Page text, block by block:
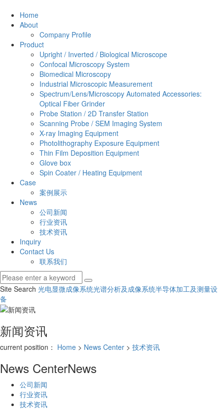
Home
About
Company Profile
Product
Upright / Inverted / Biological Microscope
Confocal Microscopy System
Biomedical Microscopy
Industrial Microscopic Measurement
Spectrum/Lens/Microscopy Automated Accessories:
Optical Fiber Grinder
Probe Station / 2D Transfer Station
Scanning Probe / SEM Imaging System
X-ray Imaging Equipment
Photolithography Exposure Equipment
Thin Film Deposition Equipment
Glove box
Spin Coater / Heating Equipment
Case
案例展示
News
公司新闻
行业资讯
技术资讯
Inquiry
Contact Us
联系我们
Site Search 光电显微成像系统光谱分析及成像系统半导体加工及测量设
备
新闻资讯
current position： Home > News Center > 技术资讯
News CenterNews
公司新闻
行业资讯
技术资讯